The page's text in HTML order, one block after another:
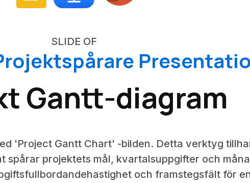
SLIDE OF
Gantt-diagram
'Project Gantt Chart' -bilden. Detta verktyg
spårar projektets mål, kvartalsuppgifter och
och framstegsfält för